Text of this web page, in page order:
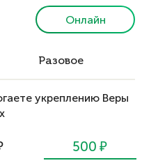
Онлайн
Разовое
укреплению Веры
500 ₽